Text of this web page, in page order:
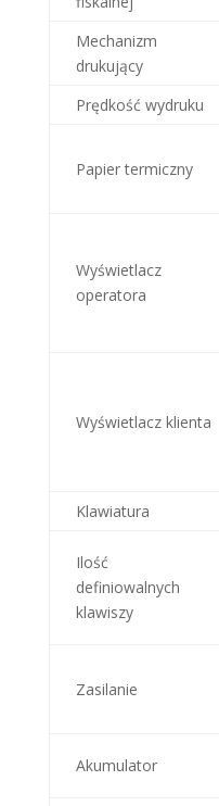
Mechanizm
drukujący
Prędkość wydruku
Papier termiczny
Wyświetlacz
operatora
Wyświetlacz klienta
Klawiatura
Ilość
definiowalnych
klawiszy
Zasilanie
Akumulator